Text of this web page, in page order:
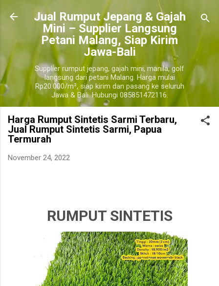
Langsung ke konten utama
​Jual Rumput Jepang & Gajah
Mini – Supplier Langsung
Petani Malang, Siap Kirim
Jawa-Bali
Supplier rumput jepang, gajah mini, manila, golf
langsung dari petani Malang. Harga mulai
Rp20.000/m², siap kirim dan pasang ke seluruh
Jawa & Bali. Hubungi 085851472116.
Harga Rumput Sintetis Sarmi Terbaru,
Jual Rumput Sintetis Sarmi, Papua
Termurah
November 24, 2022
RUMPUT SINTETIS